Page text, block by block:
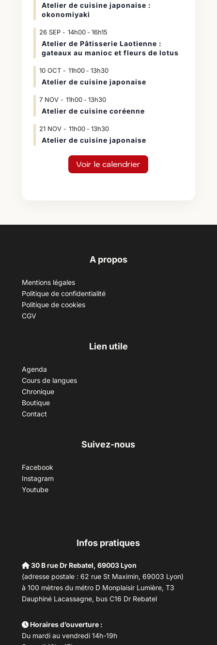
Atelier de cuisine japonaise :
okonomiyaki
26 SEP 14h00- 16h15
Atelier de Pâtisserie Laotienne :
gateaux au manioc et fleurs de lotus
10 OCT 11h00- 13h30
Atelier de cuisine japonaise
7 NOV 11h00- 13h30
Atelier de cuisine coréenne
21 NOV 11h00- 13h30
Atelier de cuisine japonaise
Voir le calendrier
A propos
Mentions légales
Politique de confidentialité
Politique de cookies
CGV
Lien utile
Agenda
Cours de langues
Chronique
Boutique
Contact
Suivez-nous
Facebook
Instagram
Youtube
Infos pratiques
30 B rue Dr Rebatel, 69003 Lyon
(adresse postale : 62 rue St Maximin, 69003 Lyon)
à 100 mètres du métro D Monplaisir Lumière, T3
Dauphiné Lacassagne, bus C16 Dr Rebatel
Horaires d’ouverture :
Du mardi au vendredi 14h-19h